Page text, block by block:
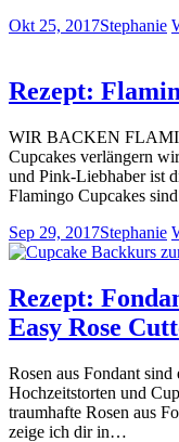
Okt 25, 2017Stephanie
Rezept:
WIR BACKEN
Cupcakes verlängern
und Pink-Liebhaber ist
Flamingo Cupcakes
Sep 29, 2017Stephanie
Rezept:
Easy Rose
Rosen aus Fondant
Hochzeitstorten und
traumhafte Rosen aus
zeige ich dir in…